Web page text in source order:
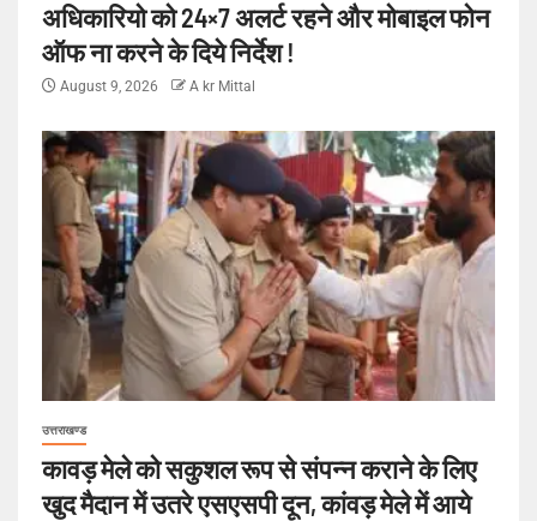
अधिकारियो को 24×7 अलर्ट रहने और मोबाइल फोन
ऑफ ना करने के दिये निर्देश !
August 9, 2026 A kr Mittal
उत्तराखण्ड
कावड़ मेले को सकुशल रूप से संपन्न कराने के लिए
खुद मैदान में उतरे एसएसपी दून, कांवड़ मेले में आये